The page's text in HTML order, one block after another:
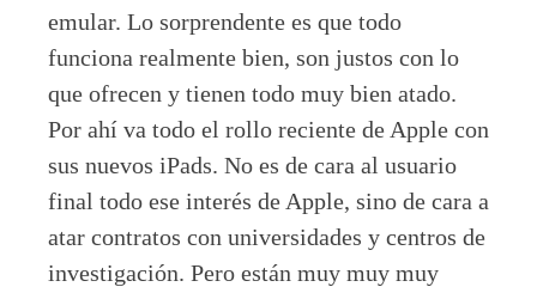
emular. Lo sorprendente es que todo
funciona realmente bien, son justos con lo
que ofrecen y tienen todo muy bien atado.
Por ahí va todo el rollo reciente de Apple con
sus nuevos iPads. No es de cara al usuario
final todo ese interés de Apple, sino de cara a
atar contratos con universidades y centros de
investigación. Pero están muy muy muy